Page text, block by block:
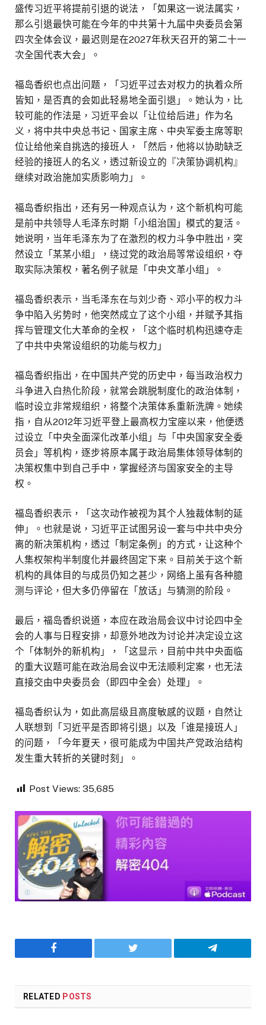
盛传习近平将提前引退的说法，「如果这一说法属实，
那么引退最快可能在今年的中共第十九届中央委员会第
四次全体会议，最迟则是在2027年秋天召开的第二十一
次全国代表大会」。
福岛香织也点出问题，「习近平过去对权力的执着众所
皆知，是否真的会如此轻易地全面引退」。她认为，比
较可能的作法是，习近平会以「让位给后进」作为名
义，将中共中央总书记、国家主席、中央军委主席等职
位让给他亲自挑选的接班人，「然后，他将以协助缺乏
经验的接班人的名义，透过新设立的『决策协调机构』
继续对政治施加实质影响力」。
福岛香织指出，还有另一种观点认为，这个新机构可能
是前中共领导人毛泽东时期「小组治国」模式的复活。
她说明，当年毛泽东为了在激烈的权力斗争中胜出，突
然设立「某某小组」，绕过党的政治局等常设组织，夺
取实际决策权，著名例子就是「中央文革小组」。
福岛香织表示，当毛泽东在与刘少奇、邓小平的权力斗
争中陷入劣势时，他突然成立了这个小组，并赋予其指
挥与管理文化大革命的全权，「这个临时机构迅速夺走
了中共中央常设组织的功能与权力」
福岛香织指出，在中国共产党的历史中，每当政治权力
斗争进入白热化阶段，就常会跳脱制度化的政治体制，
临时设立非常规组织，将整个决策体系重新洗牌。她续
指，自从2012年习近平登上最高权力宝座以来，他便透
过设立「中央全面深化改革小组」与「中央国家安全委
员会」等机构，逐步将原本属于政治局集体领导体制的
决策权集中到自己手中，掌握经济与国家安全的主导
权。
福岛香织表示，「这次动作被视为其个人独裁体制的延
伸」。也就是说，习近平正试图另设一套与中共中央分
离的新决策机构，透过「制定条例」的方式，让这种个
人集权架构半制度化并最终固定下来。目前关于这个新
机构的具体目的与成员仍知之甚少，网络上虽有各种臆
测与评论，但大多仍停留在「放话」与猜测的阶段。
最后，福岛香织说道，本应在政治局会议中讨论四中全
会的人事与日程安排，却意外地改为讨论并决定设立这
个「体制外的新机构」，「这显示，目前中共中央面临
的重大议题可能在政治局会议中无法顺利定案，也无法
直接交由中央委员会（即四中全会）处理」。
福岛香织认为，如此高层级且高度敏感的议题，自然让
人联想到「习近平是否即将引退」以及「谁是接班人」
的问题，「今年夏天，很可能成为中国共产党政治结构
发生重大转折的关键时刻」。
Post Views: 35,685
Facebook Twitter Telegram
RELATED POSTS